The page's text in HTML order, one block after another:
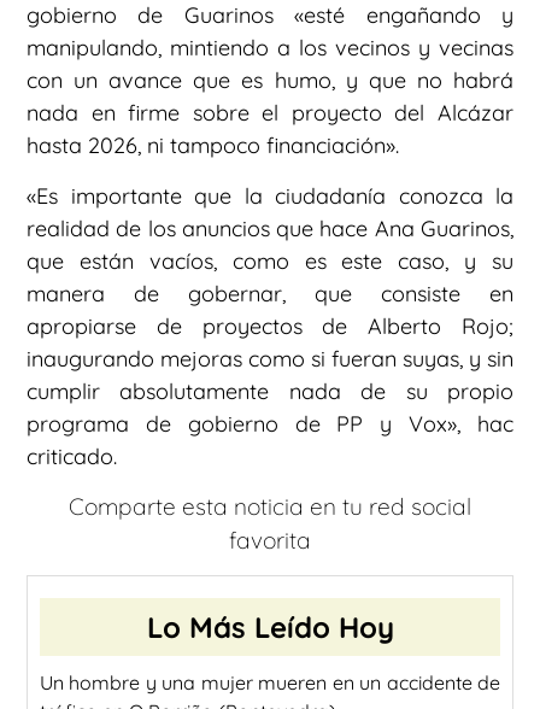
gobierno de Guarinos «esté engañando y
manipulando, mintiendo a los vecinos y vecinas
con un avance que es humo, y que no habrá
nada en firme sobre el proyecto del Alcázar
hasta 2026, ni tampoco financiación».
«Es importante que la ciudadanía conozca la
realidad de los anuncios que hace Ana Guarinos,
que están vacíos, como es este caso, y su
manera de gobernar, que consiste en
apropiarse de proyectos de Alberto Rojo;
inaugurando mejoras como si fueran suyas, y sin
cumplir absolutamente nada de su propio
programa de gobierno de PP y Vox», hac
criticado.
Comparte esta noticia en tu red social
favorita
Lo Más Leído Hoy
Un hombre y una mujer mueren en un accidente de